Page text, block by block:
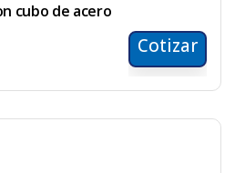
cubo de acero
Cotizar